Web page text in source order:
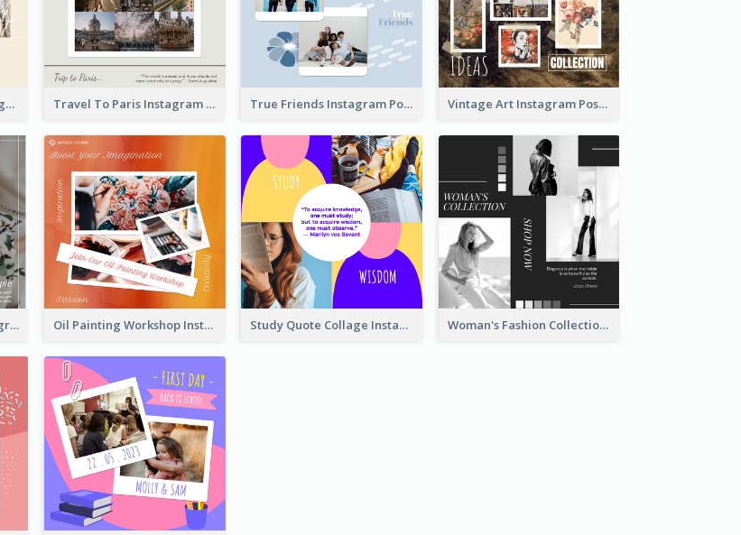
The Right Hairstyle Instagram Post Travel To Paris Instagram Post True Friends Instagram Post Vintage Art Instagram Post
The Perfect Couple Instagram Post Oil Painting Workshop Instagram Post Study Quote Collage Instagram Post Woman's Fashion Collection Instagram Post